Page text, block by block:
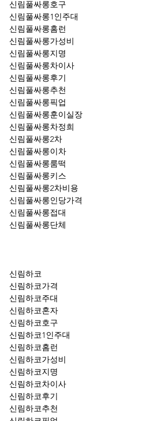
신림풀싸롱호구
신림풀싸롱1인주대
신림풀싸롱홈런
신림풀싸롱가성비
신림풀싸롱지명
신림풀싸롱차이사
신림풀싸롱후기
신림풀싸롱추천
신림풀싸롱훈이실장
신림풀싸롱차정희
신림풀싸롱2차
신림풀싸롱이차
신림풀싸롱룸떡
신림풀싸롱키스
신림풀싸롱2차비용
신림풀싸롱인당가격
신림풀싸롱접대
신림풀싸롱단체
신림하코
신림하코가격
신림하코주대
신림하코혼자
신림하코호구
신림하코1인주대
신림하코홈런
신림하코가성비
신림하코지명
신림하코차이사
신림하코후기
신림하코추천